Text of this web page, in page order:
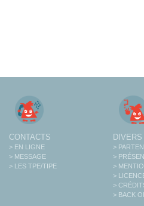
CONTACTS
> EN LIGNE
> MESSAGE
> LES TPE/TIPE
DIVERS
>
>
>
>
>
> BACK